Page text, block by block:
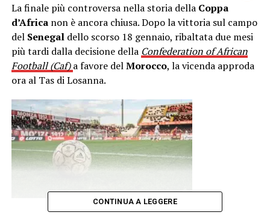
La finale più controversa nella storia della Coppa
d’Africanon è ancora chiusa. Dopo la vittoria sul campo
del Senegaldello scorso 18 gennaio, ribaltata due mesi
più tardi dalla decisione della Confederation of African
Football(Caf) a favore delMorocco, la vicenda approda
ora al Tas di Losanna.
CONTINUA A LEGGERE